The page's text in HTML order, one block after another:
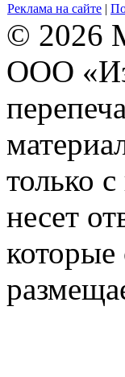
Реклама на сайте |
© 2026
ООО
только
несет
которые